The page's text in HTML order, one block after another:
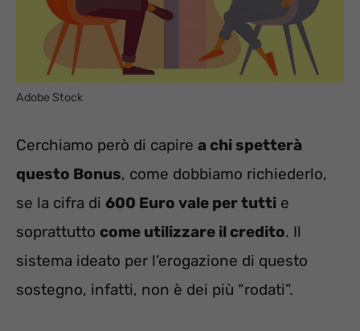
Adobe Stock
Cerchiamo però di capire a chi spetterà
questo Bonus, come dobbiamo richiederlo,
se la cifra di 600 Euro vale per tutti e
soprattutto come utilizzare il credito. Il
sistema ideato per l’erogazione di questo
sostegno, infatti, non è dei più “rodati”.